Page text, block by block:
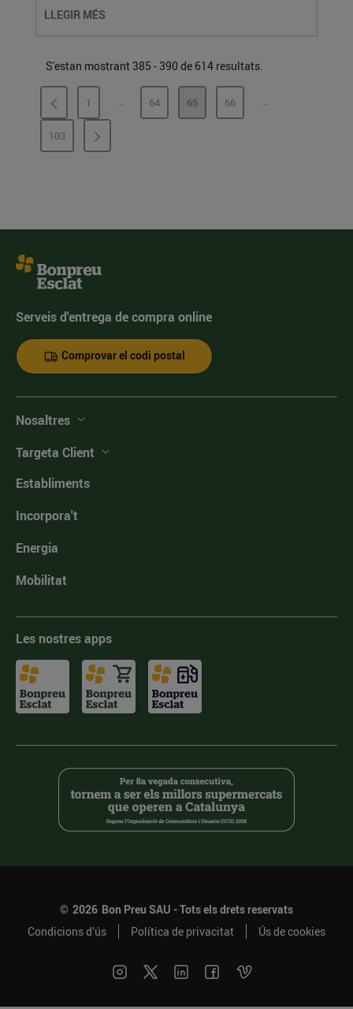
LLEGIR MÉS
S'estan mostrant 385 - 390 de 614 resultats.
PÀGINA
1 ...PÀGINES INTERMÈDIES
PÀGINA
64 PÀGINA
65 PÀGINA
66 ...PÀGINES
PÀGINA
103
Serveis d'entrega de compra online
Comprovar el codi postal
Nosaltres
Targeta Client
Establiments
Incorpora't
Energia
Mobilitat
Les nostres apps
© 2026 Bon Preu SAU - Tots els drets reservats
Condicions d’ús
Política de privacitat Ús de cookies